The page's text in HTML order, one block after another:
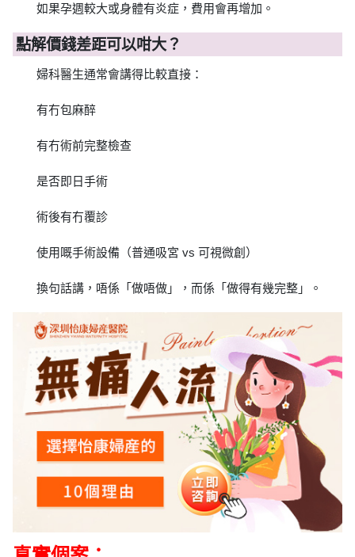
如果孕週較大或身體有炎症，費用會再增加。
點解價錢差距可以咁大？
婦科醫生通常會講得比較直接：
有冇包麻醉
有冇術前完整檢查
是否即日手術
術後有冇覆診
使用嘅手術設備（普通吸宮 vs 可視微創）
換句話講，唔係「做唔做」，而係「做得有幾完整」。